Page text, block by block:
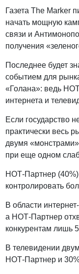
Газета The Marker
начать мощную
связи и
получения
Последнее будет
событием для
«Голана»: ведь
интернета и
Если государство
практически весь
двумя
при еще одном
НОТ-Партнер
контролировать
В области
а НОТ-Партнер
конкурентам лишь
В телевидении
НОТ-Партнер и